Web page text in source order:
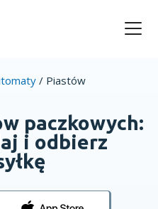
/ Piastów
paczkowych:
i odbierz